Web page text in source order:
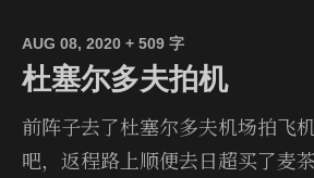
AUG 08, 2020 + 509 字
杜塞尔多夫拍机
前阵子去了杜塞尔多夫机场拍飞
吧，返程路上顺便去日超买了麦